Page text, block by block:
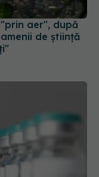
aer", după
de știință